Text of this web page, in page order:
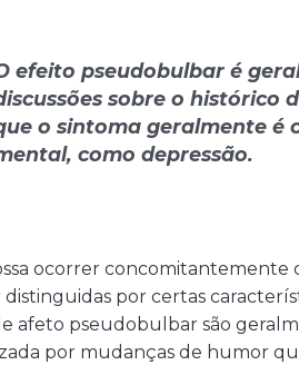
efeito pseudobulbar é
sobre o histórico
o sintoma geralmente é
como depressão.
ocorrer concomitantemente
por certas
afeto pseudobulbar são
por mudanças de humor